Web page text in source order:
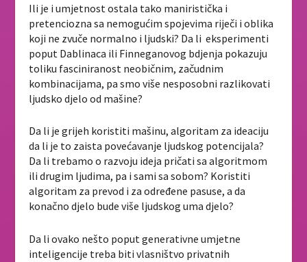
Ili je i umjetnost ostala tako maniristička i
pretenciozna sa nemogućim spojevima riječi i oblika
koji ne zvuče normalno i ljudski? Da li eksperimenti
poput Dablinaca ili Finneganovog bdjenja pokazuju
toliku fasciniranost neobičnim, začudnim
kombinacijama, pa smo više nesposobni razlikovati
ljudsko djelo od mašine?
Da li je grijeh koristiti mašinu, algoritam za ideaciju
da li je to zaista povećavanje ljudskog potencijala?
Da li trebamo o razvoju ideja pričati sa algoritmom
ili drugim ljudima, pa i sami sa sobom? Koristiti
algoritam za prevod i za određene pasuse, a da
konačno djelo bude više ljudskog uma djelo?
Da li ovako nešto poput generativne umjetne
inteligencije treba biti vlasništvo privatnih